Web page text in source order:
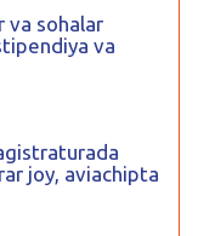
va sohalar
va
joy, aviachipta